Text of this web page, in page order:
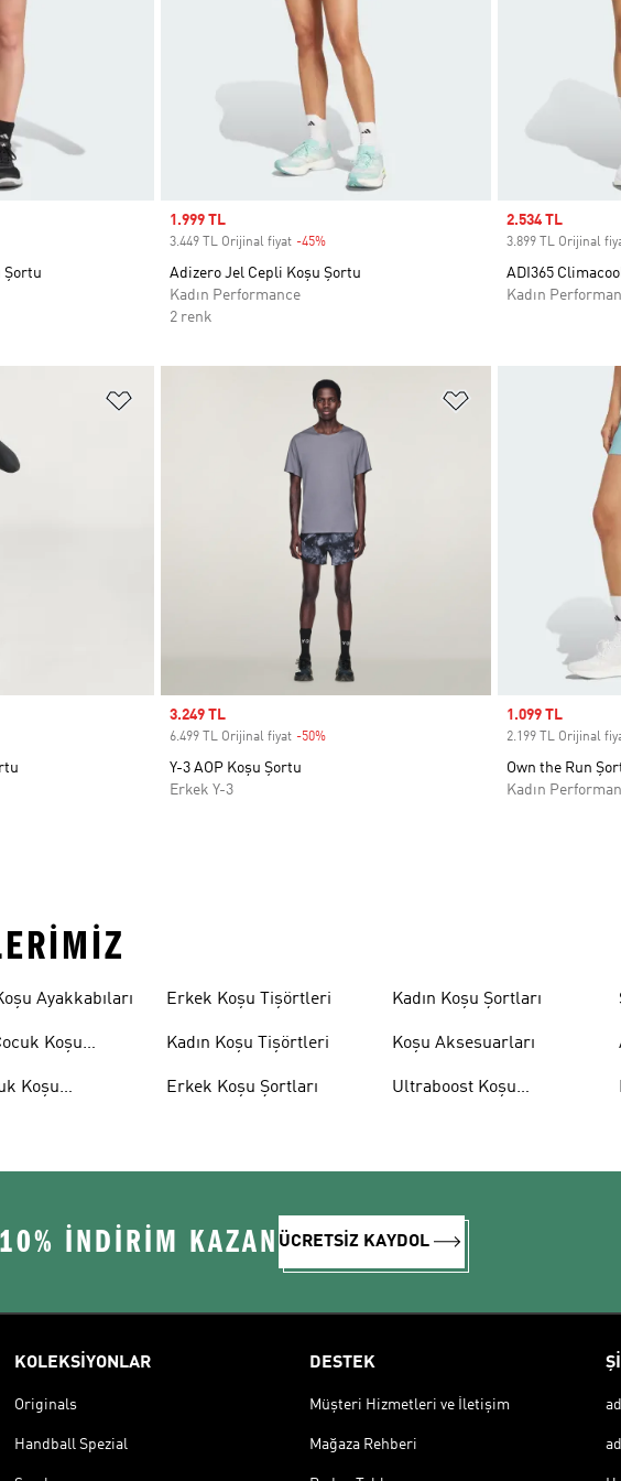
Şortu
Sale price
1.999 TL
3.449 TL Orijinal fiyat -45%
Adizero Jel Cepli Koşu Şortu
Kadın Performance
2 renk
Sale price
2.534 TL
3.899 TL Orijinal
ADI365
Kadın
Favori Listesine
Sale price
3.249 TL
6.499 TL Orijinal fiyat -50%
Y-3 AOP Koşu Şortu
Erkek Y-3
Sale price
1.099 TL
2.199 TL Orijinal
Own the Run
Kadın
Ayakkabıları
Koşu
Koşu
Erkek Koşu Tişörtleri
Kadın Koşu Tişörtleri
Erkek Koşu Şortları
Kadın Koşu Şortları
Koşu Aksesuarları
Ultraboost Koşu
İNDİRİM KAZAN ÜCRETSİZ KAYDOL
KOLEKSİYONLAR
Originals
Handball Spezial
DESTEK
Müşteri Hizmetleri ve İletişim
Mağaza Rehberi